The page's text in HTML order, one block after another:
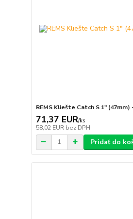
REMS Kliešte Catch S 1" (47mm)
71,37 EUR/ks
58,02 EUR bez DPH
Pridať do